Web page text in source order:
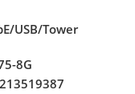
USB/Tower
8G